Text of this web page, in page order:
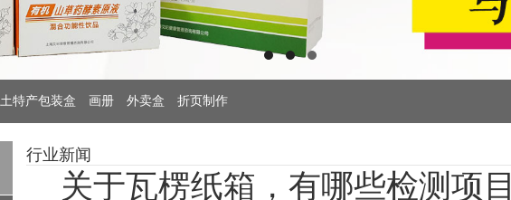
土特产包装盒 画册 外卖盒 折页制作
行业新闻
关于瓦楞纸箱，有哪些检测项目